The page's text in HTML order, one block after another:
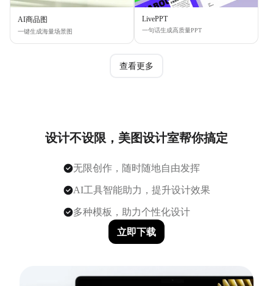
AI商品图
一键生成海量场景图
LivePPT
一句话生成高质量PPT
查看更多
设计不设限，美图设计室帮你搞定
无限创作，随时随地自由发挥
AI工具智能助力，提升设计效果
多种模板，助力个性化设计
立即下载